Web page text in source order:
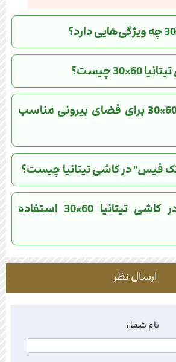
چیست؟
آیا کاشی تیتانیا 60×30 برای فضای بیرونی مناسب
فیس" در کاشی تیتانیا چیست؟
چه نوع لعابی در کاشی تیتانیا 60×30 استفاده
ارسال نظر
نام شما :